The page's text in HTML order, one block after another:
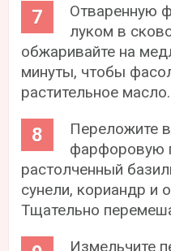
Отваренную
луком в
обжаривайте на
минуты, чтобы
растительное масло.
Переложите
фарфоровую
растолченный
сунели, кориандр и
Тщательно
Измельчите